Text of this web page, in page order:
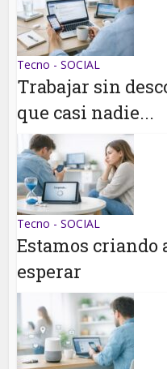
Tecno - SOCIAL
Trabajar sin
que casi nadie...
Tecno - SOCIAL
Estamos criando
esperar